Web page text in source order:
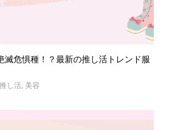
滅危惧種！？最新の推し活トレンド服
推し活, 美容